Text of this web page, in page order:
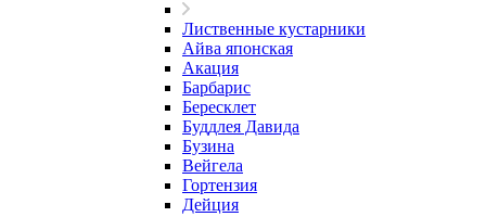
Лиственные кустарники
Айва японская
Акация
Барбарис
Бересклет
Буддлея Давида
Бузина
Вейгела
Гортензия
Дейция